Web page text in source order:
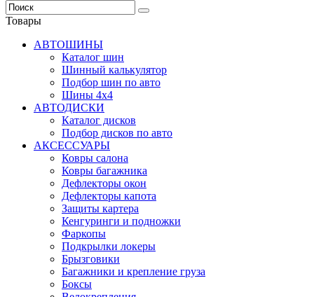
Товары
АВТОШИНЫ
Каталог шин
Шинный калькулятор
Подбор шин по авто
Шины 4x4
АВТОДИСКИ
Каталог дисков
Подбор дисков по авто
АКСЕССУАРЫ
Ковры салона
Ковры багажника
Дефлекторы окон
Дефлекторы капота
Защиты картера
Кенгуринги и подножки
Фаркопы
Подкрылки локеры
Брызговики
Багажники и крепление груза
Боксы